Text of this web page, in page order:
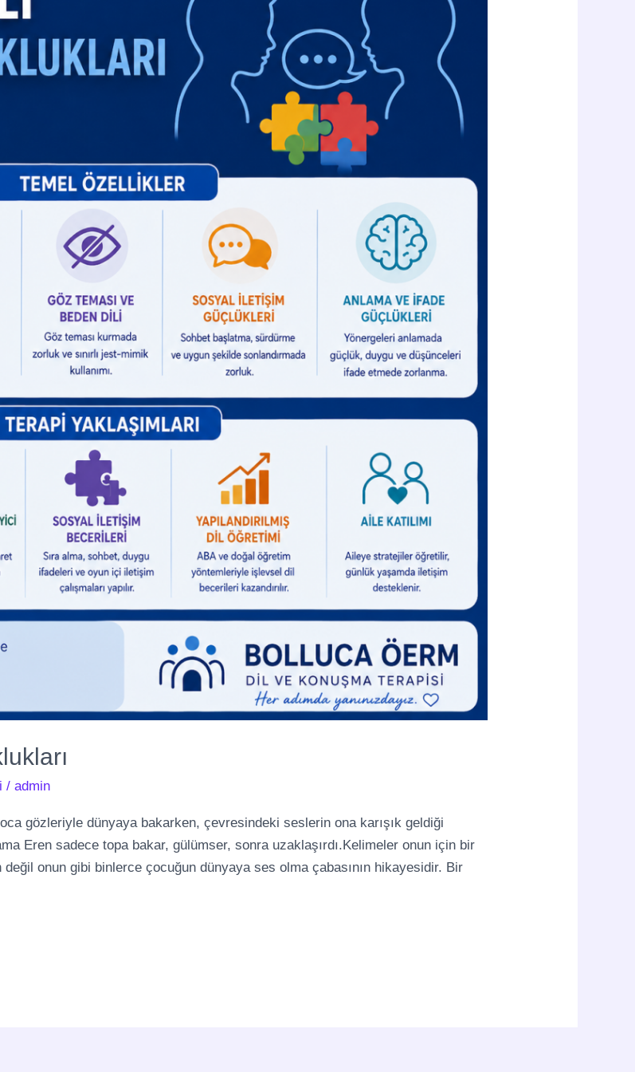
/admin
gözleriyle dünyaya bakarken, çevresindeki seslerin ona karışık geldiği
Eren sadece topa bakar, gülümser, sonra uzaklaşırdı.Kelimeler onun için bir
onun gibi binlerce çocuğun dünyaya ses olma çabasının hikayesidir. Bir